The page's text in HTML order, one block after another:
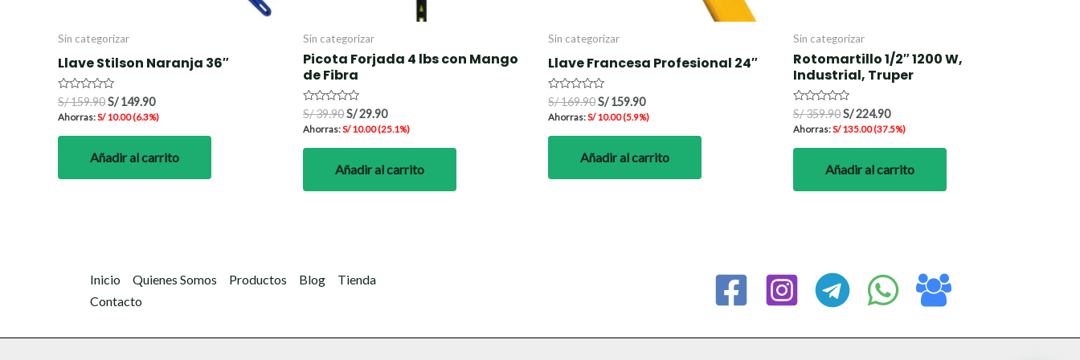
Sin categorizar
Llave Stilson Naranja 36″
Valorado
con
0
5
S/159.90S/149.90
Ahorras: S/10.00(6.3%)
Añadir al carrito
Sin categorizar
Picota Forjada 4 lbs con Mango
de Fibra
Valorado
con
0
5
S/39.90S/29.90
Ahorras: S/10.00(25.1%)
Añadir al carrito
Sin categorizar
Llave Francesa Profesional 24″
Valorado
con
0
5
S/169.90S/159.90
Ahorras: S/10.00(5.9%)
Añadir al carrito
Sin categorizar
Rotomartillo 1/2″ 1200 W,
Industrial, Truper
Valorado
con
0
5
S/359.90S/224.90
Ahorras: S/135.00(37.5%)
Añadir al carrito
Inicio Quienes Somos Productos Blog
Tienda
Contacto